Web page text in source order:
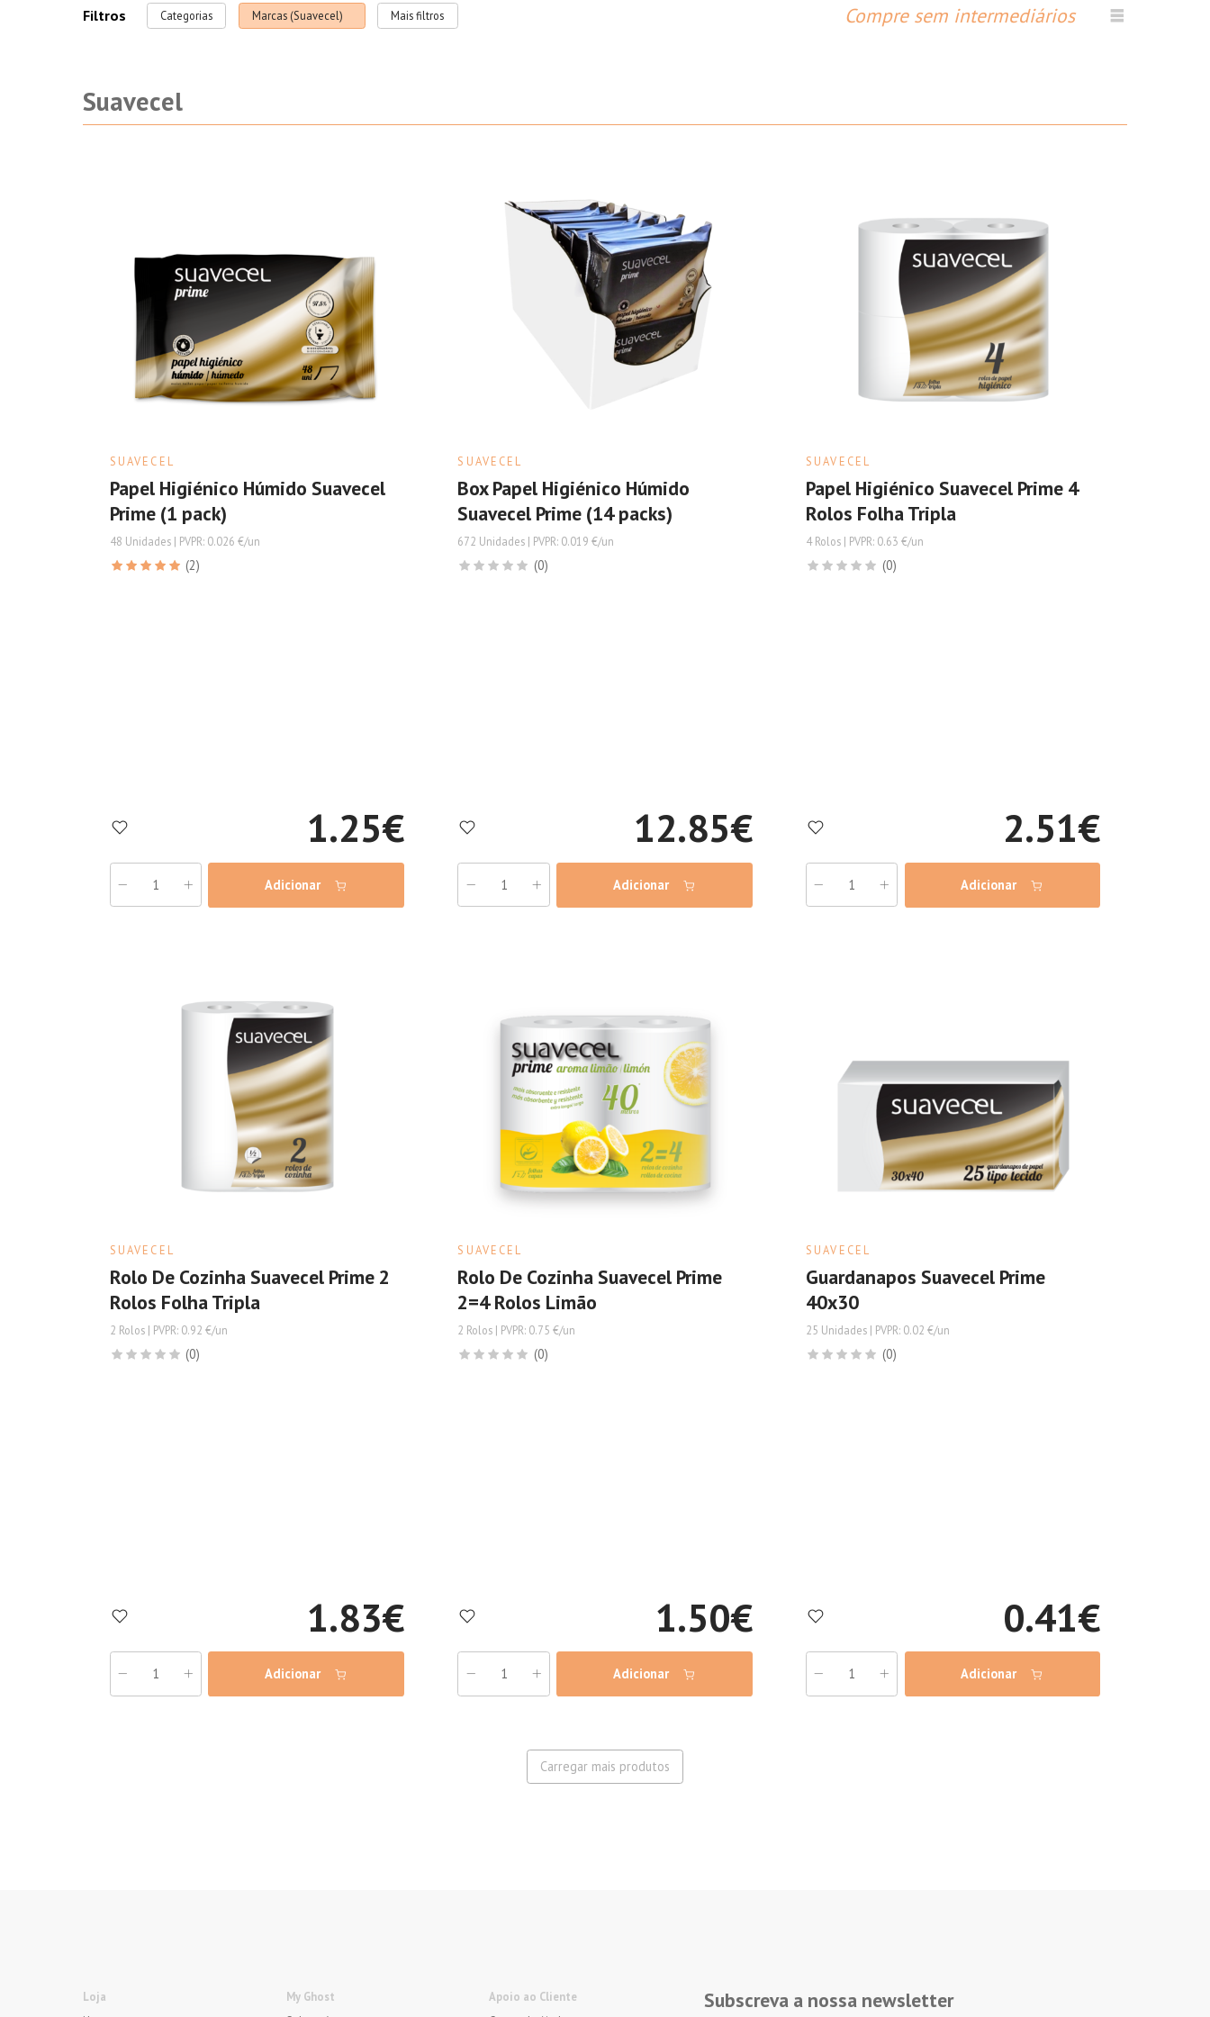
Filtros Categorias Marcas (Suavecel) Mais filtros Compre sem intermediários
Suavecel
SUAVECEL
Papel Higiénico Húmido Suavecel
Prime (1 pack)
48 Unidades | PVPR: 0.026 €/un
(2)
1.25€
Adicionar
SUAVECEL
Box Papel Higiénico Húmido
Suavecel Prime (14 packs)
672 Unidades | PVPR: 0.019 €/un
(0)
12.85€
Adicionar
SUAVECEL
Papel Higiénico Suavecel Prime 4
Rolos Folha Tripla
4 Rolos | PVPR: 0.63 €/un
(0)
2.51€
Adicionar
SUAVECEL
Rolo De Cozinha Suavecel Prime 2
Rolos Folha Tripla
2 Rolos | PVPR: 0.92 €/un
(0)
1.83€
Adicionar
SUAVECEL
Rolo De Cozinha Suavecel Prime
2=4 Rolos Limão
2 Rolos | PVPR: 0.75 €/un
(0)
1.50€
Adicionar
SUAVECEL
Guardanapos Suavecel Prime
40x30
25 Unidades | PVPR: 0.02 €/un
(0)
0.41€
Adicionar
Carregar mais produtos
Loja
My Ghost
Apoio ao Cliente
Subscreva a nossa newsletter
profissionais
Jumbo